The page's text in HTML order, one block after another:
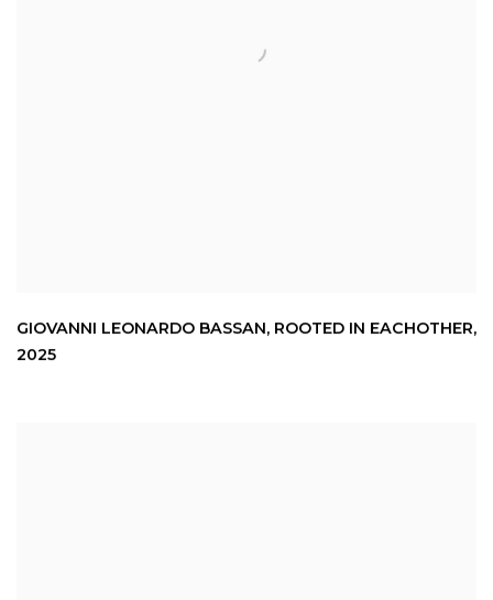
GIOVANNI LEONARDO BASSAN, ROOTED IN EACHOTHER,
2025